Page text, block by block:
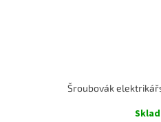
Šroubovák